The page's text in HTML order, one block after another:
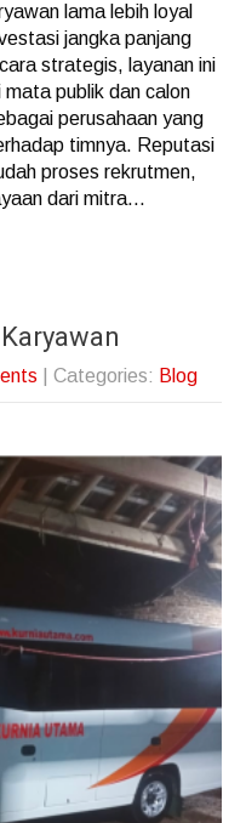
lama lebih loyal
jangka panjang
strategis, layanan ini
publik dan calon
perusahaan yang
timnya. Reputasi
proses rekrutmen,
dari mitra...
| Categories: Blog